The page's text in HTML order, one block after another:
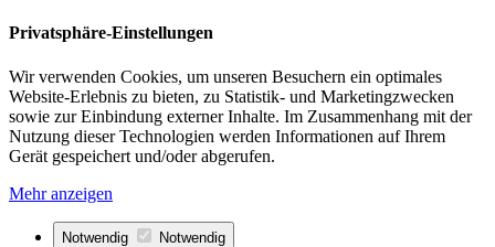
Privatsphäre-Einstellungen
Wir verwenden Cookies, um unseren Besuchern ein optimales
Website-Erlebnis zu bieten, zu Statistik- und Marketingzwecken
sowie zur Einbindung externer Inhalte. Im Zusammenhang mit der
Nutzung dieser Technologien werden Informationen auf Ihrem
Gerät gespeichert und/oder abgerufen.
Mehr anzeigen
Notwendig Notwendig